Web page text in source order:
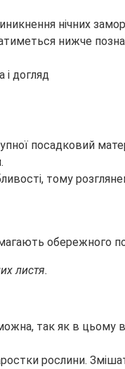
нічних
нижче
посадковий
тому
обережного
листя.
так як в цьому
рослини.